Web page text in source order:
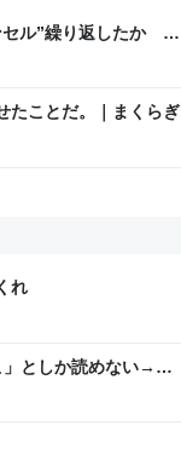
セル”繰り返したか 女
NNN
たことだ。｜まくらぎ
れ
」としか読めない→脳